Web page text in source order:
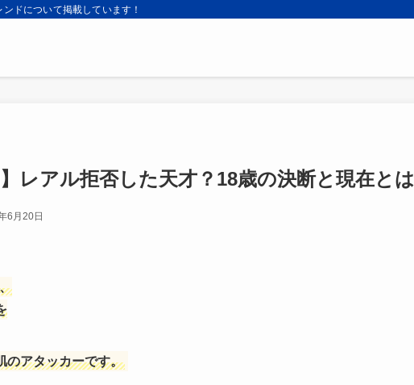
ドについて掲載しています！
】レアル拒否した天才？18歳の決断と現在とは
6月20日
のアタッカーです。